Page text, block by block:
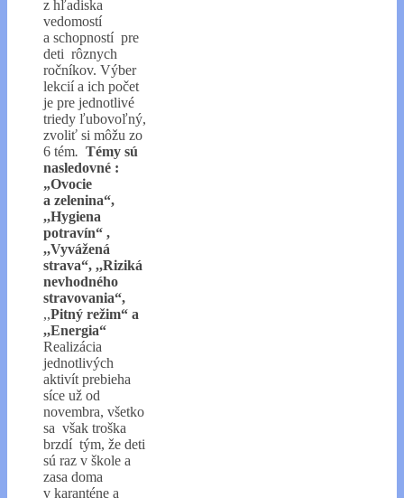
z hľadiska
vedomostí
a schopností pre
deti rôznych
ročníkov. Výber
lekcií a ich počet
je pre jednotlivé
triedy ľubovoľný,
zvoliť si môžu zo
6 tém. Témy sú
nasledovné :
„Ovocie
a zelenina“,
,,Hygiena
potravín“ ,
,,Vyvážená
strava“, ,,Riziká
nevhodného
stravovania“,
,,Pitný režim“ a
,,Energia“
Realizácia
jednotlivých
aktivít prebieha
síce už od
novembra, všetko
sa však troška
brzdí tým, že deti
sú raz v škole a
zasa doma
v karanténe a